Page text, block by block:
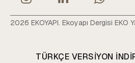
2026 EKOYAPI. Ekoyapı Dergisi EKO
TÜRKÇE VERSIYON